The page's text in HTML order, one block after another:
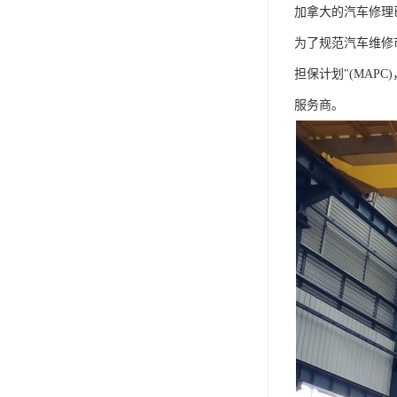
加拿大的汽车修
为了规范汽车维
担保计划"(MAPC)
服务商。